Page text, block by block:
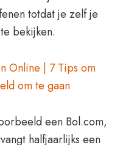
totdat je zelf je
bekijken.
Online | 7 Tips om
om te gaan
een Bol.com,
halfjaarlijks een